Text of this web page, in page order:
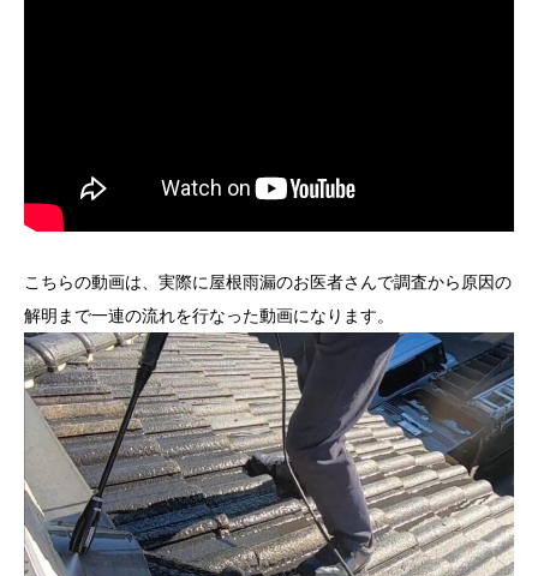
こちらの動画は、実際に屋根雨漏のお医者さんで調査から原因の
解明まで一連の流れを行なった動画になります。